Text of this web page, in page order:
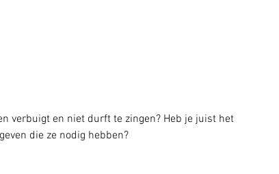
verbuigt en niet durft te zingen? Heb je juist het
die ze nodig hebben?